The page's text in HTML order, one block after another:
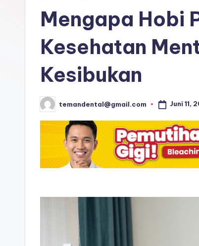
kesehatan
untuk
Indonesia
yang
lebih
ceria.
Mengapa Hobi
Kesehatan
Kesibukan
Posted
by
temandental@gmail.com Juni 11,